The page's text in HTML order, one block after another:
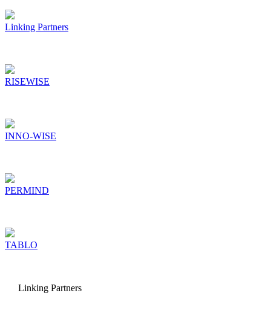
Linking Partners
RISEWISE
INNO-WISE
PERMIND
TABLO
Linking Partners